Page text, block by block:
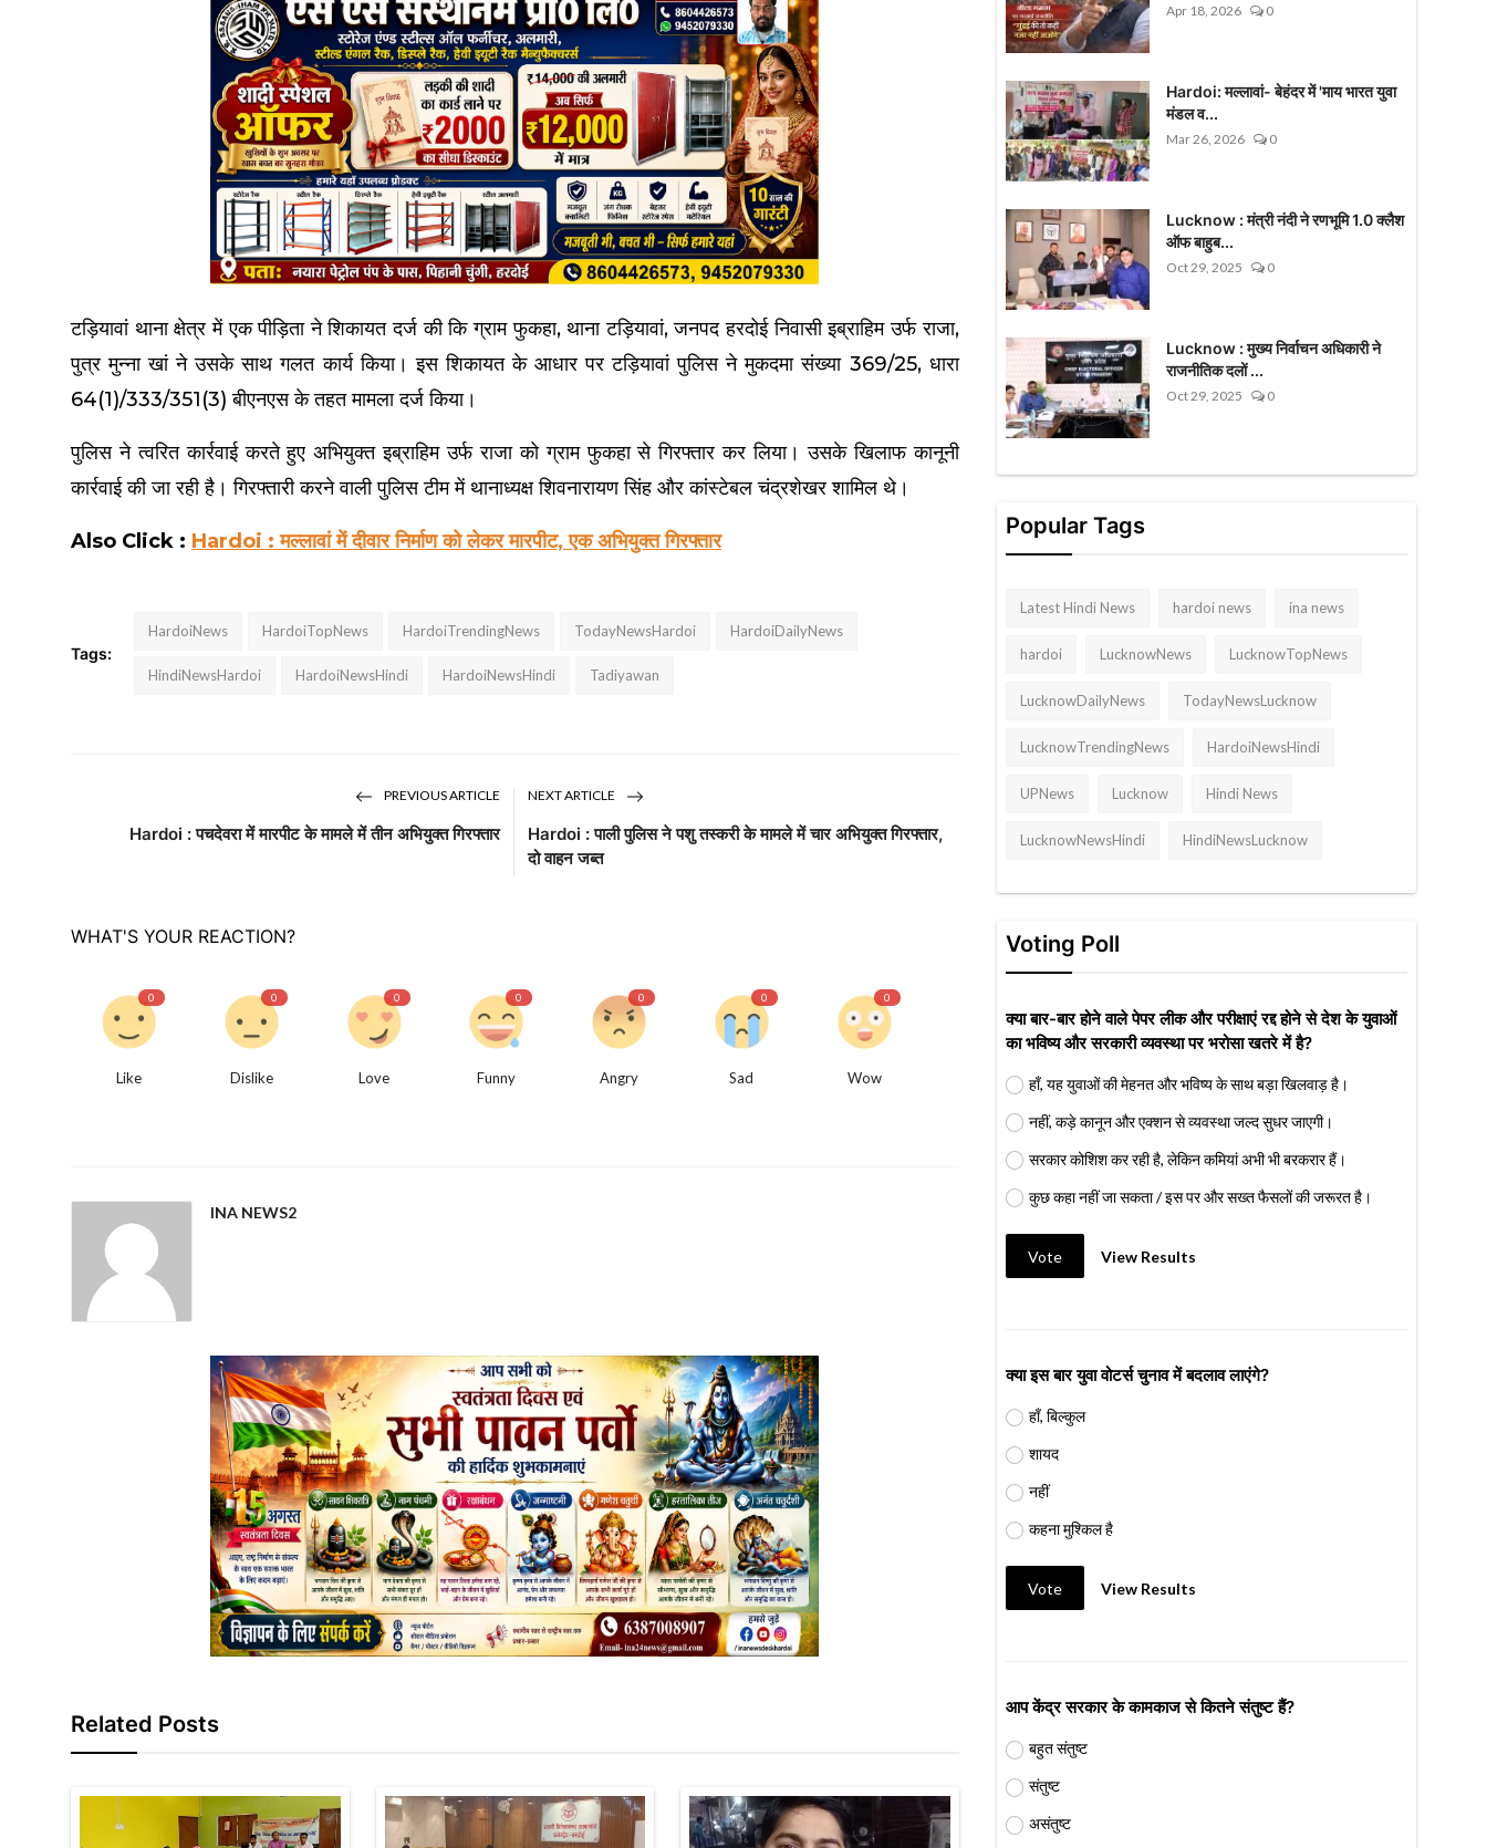
टड़ियावां थाना क्षेत्र में एक पीड़िता ने शिकायत दर्ज की कि ग्राम फुकहा, थाना टड़ियावां, जनपद हरदोई निवासी इब्राहिम उर्फ राजा,
पुत्र मुन्ना खां ने उसके साथ गलत कार्य किया। इस शिकायत के आधार पर टड़ियावां पुलिस ने मुकदमा संख्या 369/25, धारा
64(1)/333/351(3) बीएनएस के तहत मामला दर्ज किया।
पुलिस ने त्वरित कार्रवाई करते हुए अभियुक्त इब्राहिम उर्फ राजा को ग्राम फुकहा से गिरफ्तार कर लिया। उसके खिलाफ कानूनी
कार्रवाई की जा रही है। गिरफ्तारी करने वाली पुलिस टीम में थानाध्यक्ष शिवनारायण सिंह और कांस्टेबल चंद्रशेखर शामिल थे।
Also Click : Hardoi : मल्लावां में दीवार निर्माण को लेकर मारपीट, एक अभियुक्त गिरफ्तार
Tags:
HardoiNews HardoiTopNews HardoiTrendingNews TodayNewsHardoi HardoiDailyNews
HindiNewsHardoi HardoiNewsHindi HardoiNewsHindi Tadiyawan
PREVIOUS ARTICLE
Hardoi : पचदेवरा में मारपीट के मामले में तीन अभियुक्त गिरफ्तार
NEXT ARTICLE
Hardoi : पाली पुलिस ने पशु तस्करी के मामले में चार अभियुक्त गिरफ्तार,
दो वाहन जब्त
WHAT'S YOUR REACTION?
0
Like
0
Dislike
0
Love
0
Funny
0
Angry
0
Sad
0
Wow
INA NEWS2
Related Posts
Apr 18, 2026 0
Hardoi: मल्लावां- बेहंदर में 'माय भारत युवा
मंडल व...
Mar 26, 2026 0
Lucknow : मंत्री नंदी ने रणभूमि 1.0 क्लैश
ऑफ बाहुब...
Oct 29, 2025 0
Lucknow : मुख्य निर्वाचन अधिकारी ने
राजनीतिक दलों ...
Oct 29, 2025 0
Popular Tags
Latest Hindi News hardoi news ina news
hardoi LucknowNews LucknowTopNews
LucknowDailyNews TodayNewsLucknow
LucknowTrendingNews HardoiNewsHindi
UPNews Lucknow Hindi News
LucknowNewsHindi HindiNewsLucknow
Voting Poll
क्या बार-बार होने वाले पेपर लीक और परीक्षाएं रद्द होने से देश के युवाओं
का भविष्य और सरकारी व्यवस्था पर भरोसा खतरे में है?
हाँ, यह युवाओं की मेहनत और भविष्य के साथ बड़ा खिलवाड़ है।
नहीं, कड़े कानून और एक्शन से व्यवस्था जल्द सुधर जाएगी।
सरकार कोशिश कर रही है, लेकिन कमियां अभी भी बरकरार हैं।
कुछ कहा नहीं जा सकता / इस पर और सख्त फैसलों की जरूरत है।
Vote View Results
क्या इस बार युवा वोटर्स चुनाव में बदलाव लाएंगे?
हाँ, बिल्कुल
शायद
नहीं
कहना मुश्किल है
Vote View Results
आप केंद्र सरकार के कामकाज से कितने संतुष्ट हैं?
बहुत संतुष्ट
संतुष्ट
असंतुष्ट